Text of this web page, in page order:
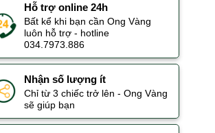
Hỗ trợ online 24h
Bất kể khi bạn cần Ong Vàng
luôn hỗ trợ - hotline
034.7973.886
Nhận số lượng ít
Chỉ từ 3 chiếc trở lên - Ong Vàng
sẽ giúp bạn